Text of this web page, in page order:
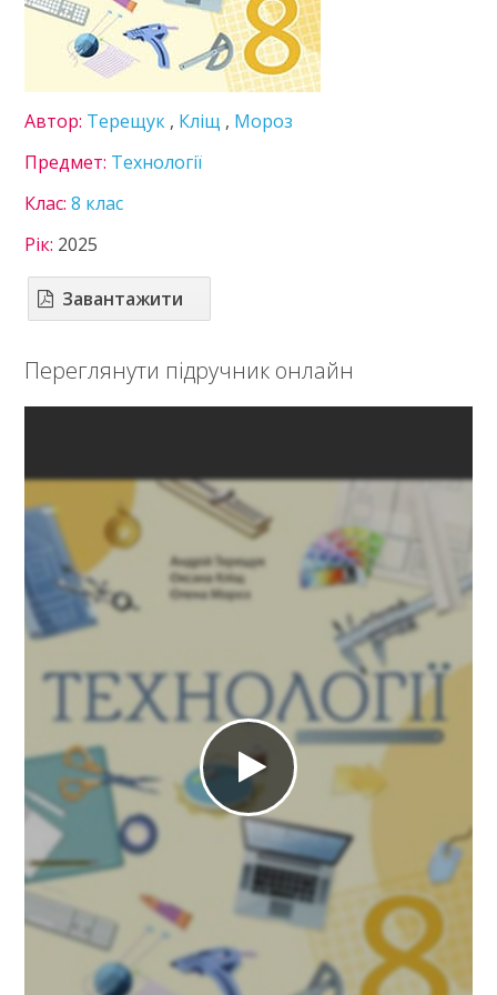
Здоров'я
Інформатика
Історія України
Математика
Мови нац. меншин
Німецька мова
Підприємництво
Українська література
Українська мова
Французька мова
11 клас
ГДЗ
Статті
Зв'язок
Політика
Автор: Терещук , Кліщ , Мороз
Предмет: Технології
Клас:8 клас
Рік: 2025
Завантажити
Переглянути підручник онлайн